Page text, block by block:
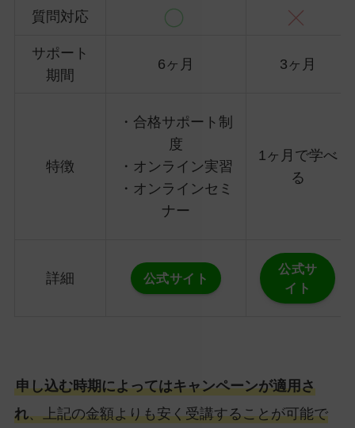
質問対応
サポート
期間
6ヶ月 3ヶ月
特徴
・合格サポート制
度
・オンライン実習
・オンラインセミ
ナー
1ヶ月で学べ
る
詳細 公式サイト
公式サ
イト
申し込む時期によってはキャンペーンが適用さ
れ、上記の金額よりも安く受講することが可能で